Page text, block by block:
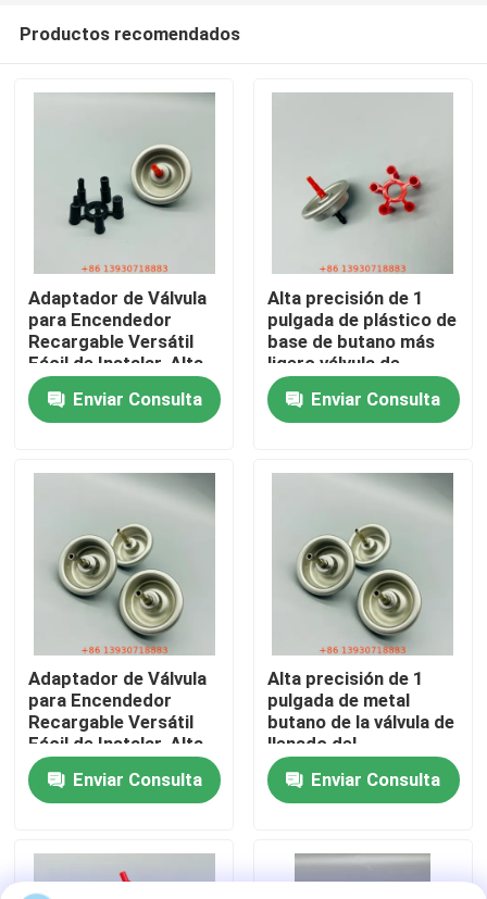
Hogar
Productos
Videos
Sobre nosotros
Viaje de la fábrica
Control de calidad
Contacto los E.E.U.U.
Noticias
Válvula de gas del butano
Productos recomendados
Adaptador de Válvula
para Encendedor
Recargable Versátil
Fácil de Instalar, Alta
Compatibilidad para
Viajes y Uso Diario
Enviar Consulta
Alta precisión de 1
pulgada de plástico de
base de butano más
ligero válvula de
aerosoles de gas para
la lata de recarga
Enviar Consulta
Adaptador de Válvula
para Encendedor
Recargable Versátil
Fácil de Instalar, Alta
Compatibilidad para
Viajes y Uso Diario
Enviar Consulta
Alta precisión de 1
pulgada de metal
butano de la válvula de
llenado del
encendedor para latas
de aerosoles
Enviar Consulta